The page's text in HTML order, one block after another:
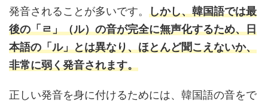
発音されることが多いです。 しかし、韓国語では最
後の「ㄹ」（ル）の音が完全に無声化するため、日
本語の「ル」とは異なり、ほとんど聞こえないか、
非常に弱く発音されます。
正しい発音を身に付けるためには、韓国語の音をで